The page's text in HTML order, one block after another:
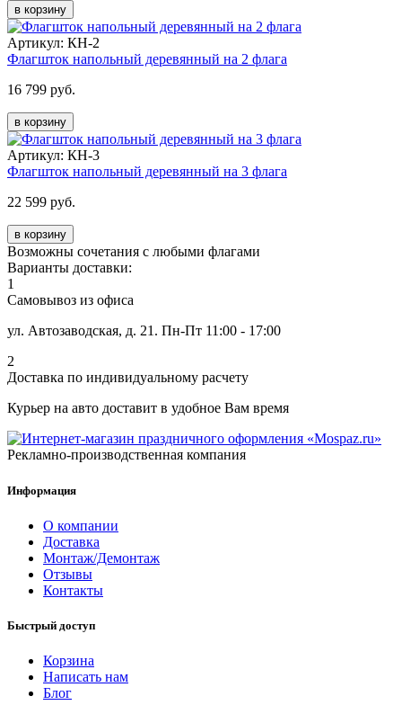
в корзину
Артикул: КН-2
Флагшток напольный деревянный на 2 флага
16 799 руб.
в корзину
Артикул: КН-3
Флагшток напольный деревянный на 3 флага
22 599 руб.
в корзину
Возможны сочетания с любыми флагами
Варианты доставки:
1
Самовывоз из офиса
ул. Автозаводская, д. 21. Пн-Пт 11:00 - 17:00
2
Доставка по индивидуальному расчету
Курьер на авто доставит в удобное Вам время
Рекламно-производственная компания
Информация
О компании
Доставка
Монтаж/Демонтаж
Отзывы
Контакты
Быстрый доступ
Корзина
Написать нам
Блог